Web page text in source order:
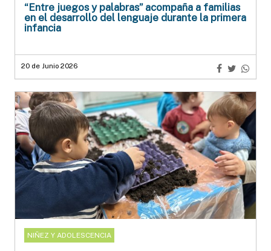
“Entre juegos y palabras” acompaña a familias
en el desarrollo del lenguaje durante la primera
infancia
20 de Junio 2026
NIÑEZ Y ADOLESCENCIA